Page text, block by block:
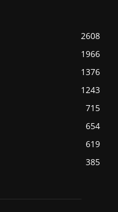
2608
1966
1376
1243
715
654
619
385